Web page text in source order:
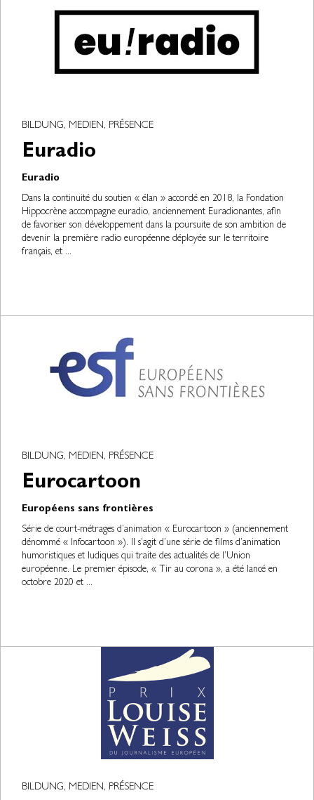
BILDUNG, MEDIEN, PRÉSENCE
Euradio
Euradio
Dans la continuité du soutien « élan » accordé en 2018, la Fondation
Hippocrène accompagne euradio, anciennement Euradionantes, afin
de favoriser son développement dans la poursuite de son ambition de
devenir la première radio européenne déployée sur le territoire
français, et ...
BILDUNG, MEDIEN, PRÉSENCE
Eurocartoon
Européens sans frontières
Série de court-métrages d’animation « Eurocartoon » (anciennement
dénommé « Infocartoon »). Il s’agit d’une série de films d’animation
humoristiques et ludiques qui traite des actualités de l’Union
européenne. Le premier épisode, « Tir au corona », a été lancé en
octobre 2020 et ...
BILDUNG, MEDIEN, PRÉSENCE